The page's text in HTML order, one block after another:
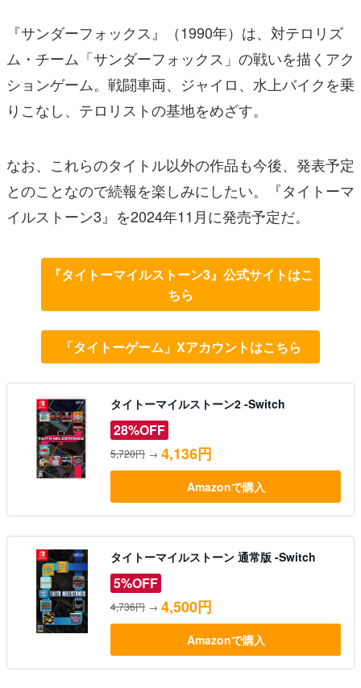
『サンダーフォックス』（1990年）は、対テロリズ
ム・チーム「サンダーフォックス」の戦いを描くアク
ションゲーム。戦闘車両、ジャイロ、水上バイクを乗
りこなし、テロリストの基地をめざす。
なお、これらのタイトル以外の作品も今後、発表予定
とのことなので続報を楽しみにしたい。『タイトーマ
イルストーン3』を2024年11月に発売予定だ。
『タイトーマイルストーン3』公式サイトはこ
ちら
「タイトーゲーム」Xアカウントはこちら
タイトーマイルストーン2 -Switch
28%OFF
5,720円 → 4,136円
Amazonで購入
タイトーマイルストーン 通常版 -Switch
5%OFF
4,736円 → 4,500円
Amazonで購入